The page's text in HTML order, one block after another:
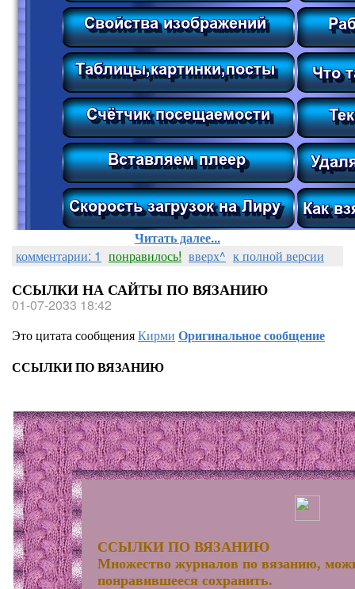
Читать далее...
комментарии: 1 понравилось! вверх^ к полной версии
ССЫЛКИ НА САЙТЫ ПО ВЯЗАНИЮ
01-07-2033 18:42
Это цитата сообщенияКирми Оригинальное сообщение
ССЫЛКИ ПО ВЯЗАНИЮ
ССЫЛКИ ПО ВЯЗАНИЮ
Множество журналов по вязанию,
понравившееся сохранить.